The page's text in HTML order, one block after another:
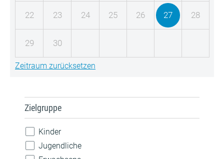
22 23 24 25 26 27 28
29 30
Zeitraum zurücksetzen
Zielgruppe
Kinder
Jugendliche